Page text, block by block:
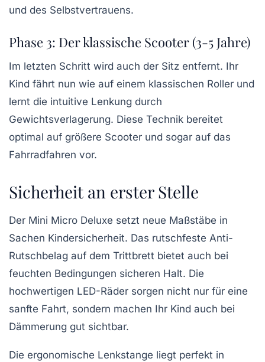
und des Selbstvertrauens.
Phase 3: Der klassische Scooter (3-5 Jahre)
Im letzten Schritt wird auch der Sitz entfernt. Ihr
Kind fährt nun wie auf einem klassischen Roller und
lernt die intuitive Lenkung durch
Gewichtsverlagerung. Diese Technik bereitet
optimal auf größere Scooter und sogar auf das
Fahrradfahren vor.
Sicherheit an erster Stelle
Der Mini Micro Deluxe setzt neue Maßstäbe in
Sachen Kindersicherheit. Das rutschfeste Anti-
Rutschbelag auf dem Trittbrett bietet auch bei
feuchten Bedingungen sicheren Halt. Die
hochwertigen LED-Räder sorgen nicht nur für eine
sanfte Fahrt, sondern machen Ihr Kind auch bei
Dämmerung gut sichtbar.
Die ergonomische Lenkstange liegt perfekt in